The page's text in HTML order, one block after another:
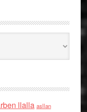
llalla asllan